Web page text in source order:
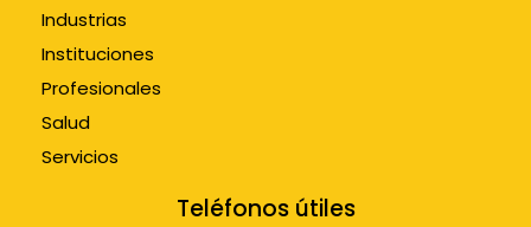
Industrias
Instituciones
Profesionales
Salud
Servicios
Teléfonos útiles